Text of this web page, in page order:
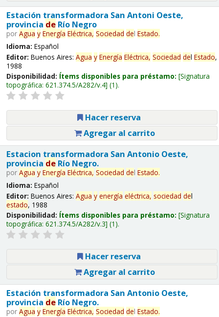
Estación transformadora San Antoni Oeste,
provincia deRío Negro
por Agua y Energía Eléctrica, Sociedad del Estado.
Idioma: Español
Editor: Buenos Aires: Agua y Energía Eléctrica, Sociedad del Estado,
1988
Disponibilidad: Ítems disponibles para préstamo: Signatura
topográfica: 621.374.5/A282/v.4 (1).
Hacer reserva
Agregar al carrito
Estacion transformadora San Antonio Oeste,
provincia deRío Negro.
por Agua y Energía Eléctrica, Sociedad del Estado.
Idioma: Español
Editor: Buenos Aires: Agua y energía eléctrica, sociedad del
estado, 1988
Disponibilidad: Ítems disponibles para préstamo: Signatura
topográfica: 621.374.5/A282/v.3 (1).
Hacer reserva
Agregar al carrito
Estación transformadora San Antonio Oeste,
provincia deRío Negro.
por Agua y Energía Eléctrica, Sociedad del Estado.